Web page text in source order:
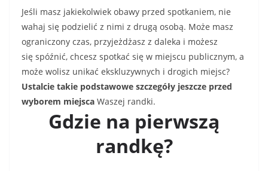
Jeśli masz jakiekolwiek obawy przed spotkaniem, nie
wahaj się podzielić z nimi z drugą osobą. Może masz
ograniczony czas, przyjeżdżasz z daleka i możesz
się spóźnić, chcesz spotkać się w miejscu publicznym, a
może wolisz unikać ekskluzywnych i drogich miejsc?
Ustalcie takie podstawowe szczegóły jeszcze przed
wyborem miejsca Waszej randki.
Gdzie na pierwszą
randkę?